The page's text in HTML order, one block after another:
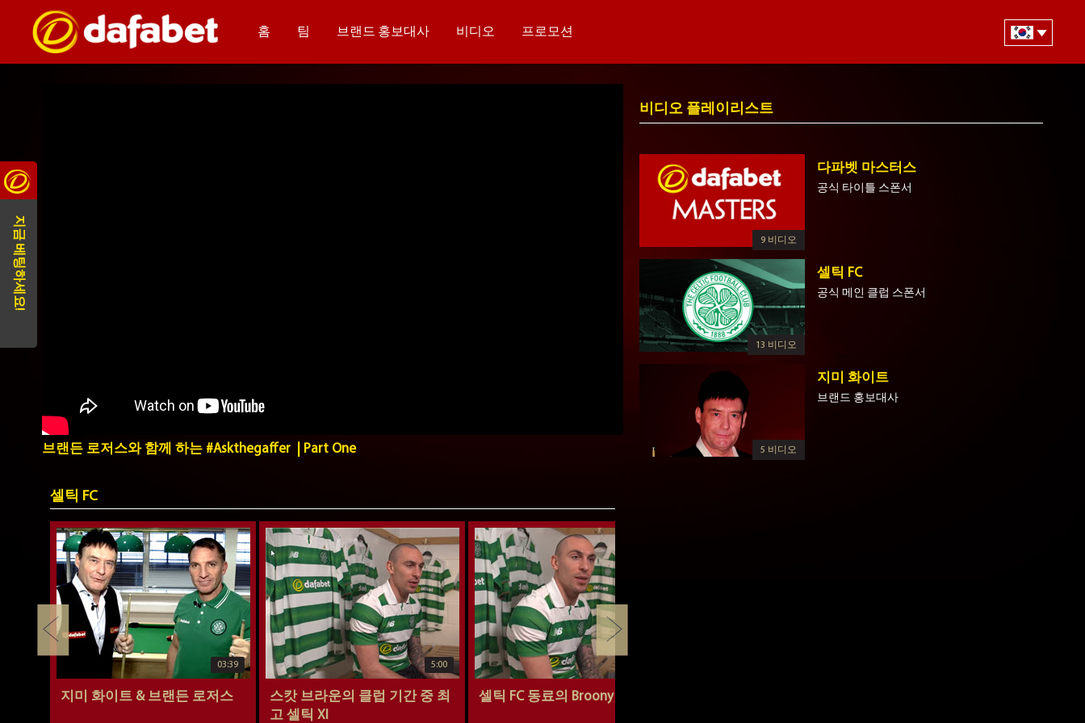
홈 팀 브랜드 홍보대사 비디오 프로모션
브랜든 로저스와 함께 하는 #Askthegaffer | Part One
셀틱 FC
03:39
지미 화이트 & 브랜든 로저스
5:00
스캇 브라운의 클럽 기간 중 최
고 셀틱 XI
셀틱 FC 동료의 Broony
비디오 플레이리스트
9 비디오
다파벳 마스터스
공식 타이틀 스폰서
13 비디오
셀틱 FC
공식 메인 클럽 스폰서
5 비디오
지미 화이트
브랜드 홍보대사
지금 베팅하세요!